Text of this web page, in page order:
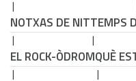
NOTXAS DE NITTEMPS
EL ROCK-ÒDROMQUÈ